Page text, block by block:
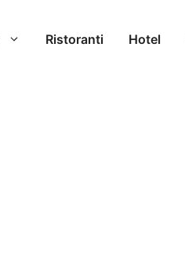
Ristoranti Hotel